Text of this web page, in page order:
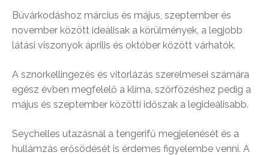
Búvárkodáshoz március és május, szeptember és
november között ideálisak a körülmények, a legjobb
látási viszonyok április és október között várhatók.
A sznorkellingezés és vitorlázás szerelmesei számára
egész évben megfelelő a klíma, szörfözéshez pedig a
május és szeptember közötti időszak a legideálisabb.
Seychelles utazásnál a tengerifű megjelenését és a
hullámzás erősödését is érdemes figyelembe venni. A